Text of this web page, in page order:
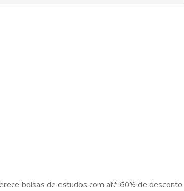
bolsas de estudos com até 60% de desconto